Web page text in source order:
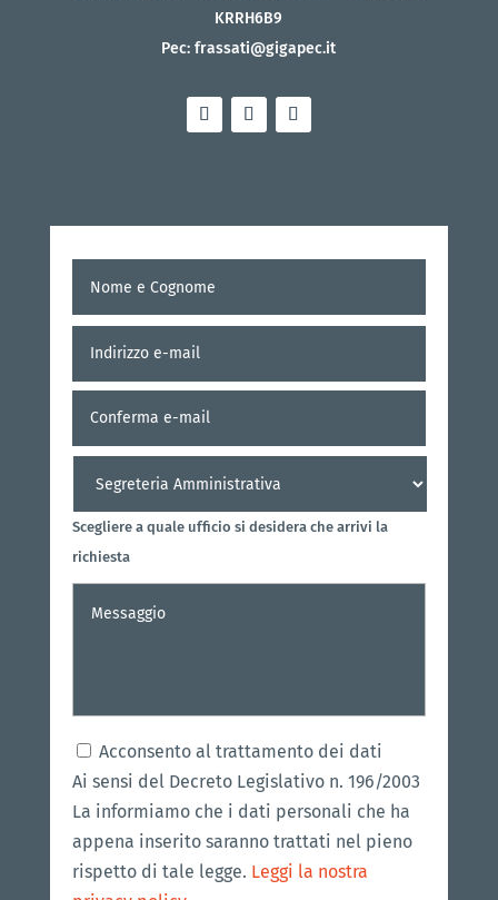
KRRH6B9
Pec: frassati@gigapec.it
Cognome *
mail *
Scegliere a quale ufficio si desidera che arrivi la
richiesta
Consenso *
Acconsento al trattamento dei dati
Ai sensi del Decreto Legislativo n. 196/2003
La informiamo che i dati personali che ha
appena inserito saranno trattati nel pieno
rispetto di tale legge. Leggi la nostra